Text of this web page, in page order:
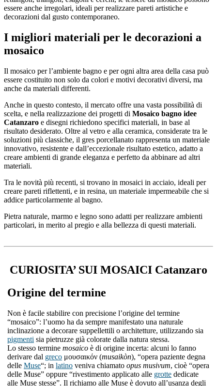
essere anche irregolari, ideali per realizzare pareti artistiche e
decorazioni dal gusto contemporaneo.
I migliori materiali per le decorazioni a
mosaico
Il mosaico per l’ambiente bagno e per ogni altra area della casa può
essere costituito non solo da colori e motivi decorativi diversi, ma
anche da materiali differenti.
Anche in questo contesto, il mercato offre una vasta possibilità di
scelta, e nella realizzazione dei progetti di Mosaico bagno idee
Catanzaro e disegni richiedono specifici materiali, in base al
risultato desiderato. Oltre al vetro e alla ceramica, considerate tra le
soluzioni più classiche, il gres porcellanato rappresenta un materiale
innovativo, resistente e dall’eccezionale risultato estetico, adatto a
creare ambienti di grande eleganza e perfetto da abbinare ad altri
materiali.
Tra le novità più recenti, si trovano in mosaici in acciaio, ideali per
creare pareti riflettenti, e in resina, un materiale impermeabile che si
addice particolarmente al bagno.
Pietra naturale, marmo e legno sono adatti per realizzare ambienti
particolari, in merito al pregio e alla bellezza di questi materiali.
CURIOSITA’ SUI MOSAICI Catanzaro
Origine del termine
Non è facile stabilire con precisione l’origine del termine
“mosaico”: l’uomo ha da sempre manifestato una naturale
inclinazione a decorare suppellettili o architetture, utilizzando sia
pigmenti sia pietruzze già colorate dalla natura stessa.
Lo stesso termine mosaico è di origine incerta: alcuni lo fanno
derivare dal greco μουσαικόν (musaikòn), “opera paziente degna
delle Muse“; in latino veniva chiamato opus musivum, cioè “opera
delle Muse” oppure “rivestimento applicato alle grotte dedicate
alle Muse stesse”. Il richiamo alle Muse è dovuto all’usanza degli